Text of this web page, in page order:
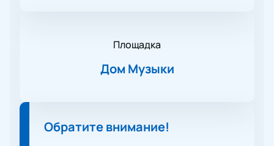
Площадка
Дом Музыки
Обратите внимание!